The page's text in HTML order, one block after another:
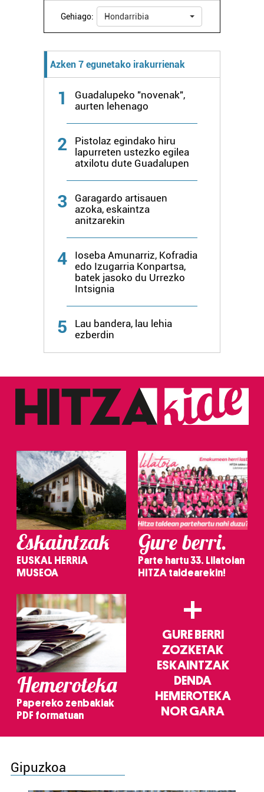
Gehiago: Hondarribia
Azken 7 egunetako irakurrienak
1
Guadalupeko "novenak",
aurten lehenago
2
Pistolaz egindako hiru
lapurreten ustezko egilea
atxilotu dute Guadalupen
3
Garagardo artisauen
azoka, eskaintza
anitzarekin
4
Ioseba Amunarriz, Kofradia
edo Izugarria Konpartsa,
batek jasoko du Urrezko
Intsignia
5
Lau bandera, lau lehia
ezberdin
Eskaintzak
EUSKAL HERRIA
MUSEOA
Gure berri.
Parte hartu 33. Lilatoian
HITZA taldearekin!
Hemeroteka
Papereko zenbakiak
PDF formatuan
+
GURE BERRI
ZOZKETAK
ESKAINTZAK
DENDA
HEMEROTEKA
NOR GARA
Gipuzkoa